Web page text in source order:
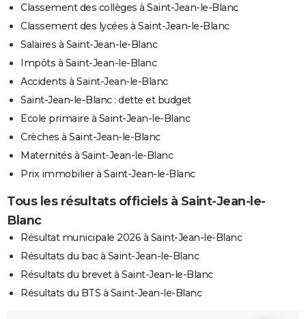
Classement des collèges à Saint-Jean-le-Blanc
Classement des lycées à Saint-Jean-le-Blanc
Salaires à Saint-Jean-le-Blanc
Impôts à Saint-Jean-le-Blanc
Accidents à Saint-Jean-le-Blanc
Saint-Jean-le-Blanc : dette et budget
Ecole primaire à Saint-Jean-le-Blanc
Crèches à Saint-Jean-le-Blanc
Maternités à Saint-Jean-le-Blanc
Prix immobilier à Saint-Jean-le-Blanc
Tous les résultats officiels à Saint-Jean-le-
Blanc
Résultat municipale 2026 à Saint-Jean-le-Blanc
Résultats du bac à Saint-Jean-le-Blanc
Résultats du brevet à Saint-Jean-le-Blanc
Résultats du BTS à Saint-Jean-le-Blanc